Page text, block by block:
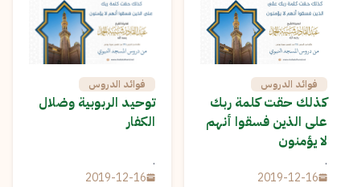
فوائد الدروس
كذلك حقت كلمة ربك
على الذين فسقوا أنهم
لا يؤمنون
.
2019-12-16
فوائد الدروس
توحيد الربوبية وضلال
الكفار
.
2019-12-16